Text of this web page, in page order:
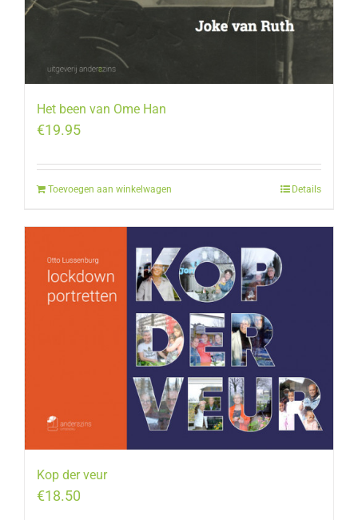
Het been van Ome Han
€19.95
Toevoegen aan winkelwagen Details
Kop der veur
€18.50